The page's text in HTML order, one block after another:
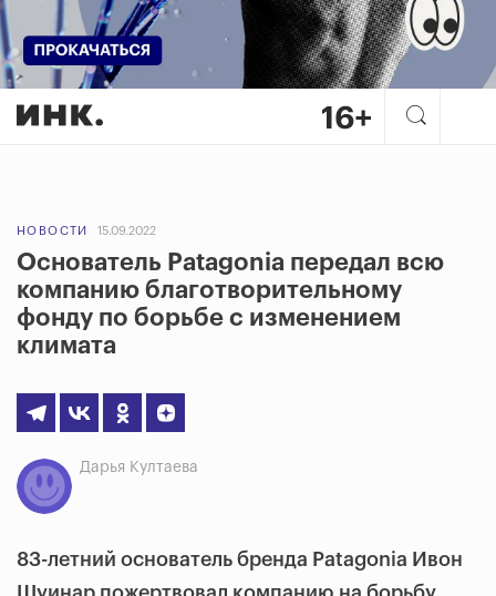
НОВОСТИ 15.09.2022
Основатель Patagonia передал всю
компанию благотворительному
фонду по борьбе с изменением
климата
Дарья Култаева
83-летний основатель бренда Patagonia Ивон